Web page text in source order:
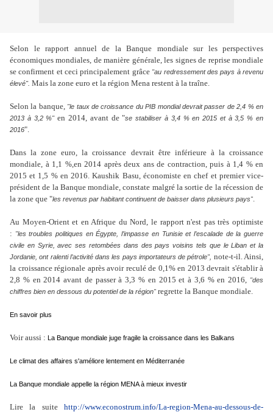
Selon le rapport annuel de la Banque mondiale sur les perspectives
économiques mondiales, de manière générale, les signes de reprise mondiale
se confirment et ceci principalement grâce "au redressement des pays à revenu
élevé". Mais la zone euro et la région Mena restent à la traîne.
Selon la banque, "le taux de croissance du PIB mondial devrait passer de 2,4 % en
2013 à 3,2 %"en 2014, avant de "se stabiliser à 3,4 % en 2015 et à 3,5 % en
2016".
Dans la zone euro, la croissance devrait être inférieure à la croissance
mondiale, à 1,1 %,en 2014 après deux ans de contraction, puis à 1,4 % en
2015 et 1,5 % en 2016. Kaushik Basu, économiste en chef et premier vice-
président de la Banque mondiale, constate malgré la sortie de la récession de
la zone que "les revenus par habitant continuent de baisser dans plusieurs pays".
Au Moyen-Orient et en Afrique du Nord, le rapport n'est pas très optimiste
: "les troubles politiques en Égypte, l’impasse en Tunisie et l’escalade de la guerre
civile en Syrie, avec ses retombées dans des pays voisins tels que le Liban et la
Jordanie, ont ralenti l’activité dans les pays importateurs de pétrole", note-t-il. Ainsi,
la croissance régionale après avoir reculé de 0,1% en 2013 devrait s'établir à
2,8 % en 2014 avant de passer à 3,3 % en 2015 et à 3,6 % en 2016, "des
chiffres bien en dessous du potentiel de la région" regrette la Banque mondiale.
En savoir plus
Voir aussi : La Banque mondiale juge fragile la croissance dans les Balkans
Le climat des affaires s'améliore lentement en Méditerranée
La Banque mondiale appelle la région MENA à mieux investir
Lire la suite http://www.econostrum.info/La-region-Mena-au-dessous-de-